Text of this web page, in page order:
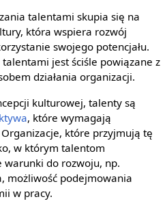
talentami skupia się na
która wspiera rozwój
swojego potencjału.
jest ściśle powiązane z
działania organizacji.
kulturowej, talenty są
, które wymagają
które przyjmują tę
w którym talentom
do rozwoju, np.
możliwość podejmowania
w pracy.